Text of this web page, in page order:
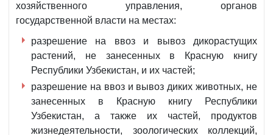
хозяйственного управления, органов
государственной власти на местах:
разрешение на ввоз и вывоз дикорастущих
растений, не занесенных в Красную книгу
Республики Узбекистан, и их частей;
разрешение на ввоз и вывоз диких животных, не
занесенных в Красную книгу Республики
Узбекистан, а также их частей, продуктов
жизнедеятельности, зоологических коллекций,